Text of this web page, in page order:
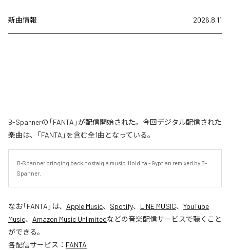
新曲情報 2026.8.11
B-Spannerの「FANTA」が配信開始された。今回デジタル配信された
楽曲は、「FANTA」を含む全1曲となっている。
B-Spanner bringing back nostalgia music. Hold Ya - Gyptian remixed by B-
Spanner.
なお「FANTA 」は、 Apple Music、 Spotify、 LINE MUSIC、 YouTube
Music、 Amazon Music Unlimitedなどの音楽配信サービスで聴くこと
ができる。
各配信サービス： FANTA